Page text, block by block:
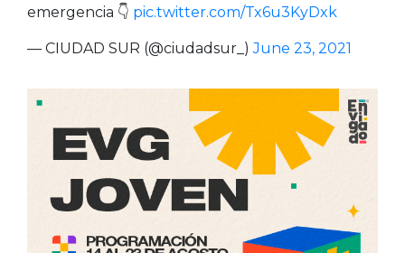
emergencia 👇 pic.twitter.com/Tx6u3KyDxk
— CIUDAD SUR (@ciudadsur_)June 23, 2021